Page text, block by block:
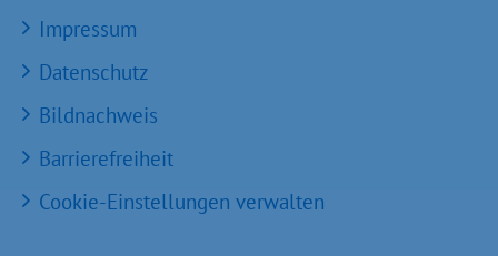
Impressum
Datenschutz
Bildnachweis
Barrierefreiheit
Cookie-Einstellungen verwalten